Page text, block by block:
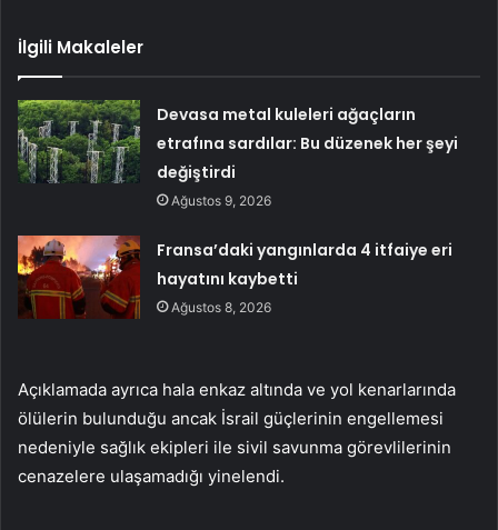
İlgili Makaleler
Devasa metal kuleleri ağaçların
etrafına sardılar: Bu düzenek her şeyi
değiştirdi
Ağustos 9, 2026
Fransa’daki yangınlarda 4 itfaiye eri
hayatını kaybetti
Ağustos 8, 2026
Açıklamada ayrıca hala enkaz altında ve yol kenarlarında
ölülerin bulunduğu ancak İsrail güçlerinin engellemesi
nedeniyle sağlık ekipleri ile sivil savunma görevlilerinin
cenazelere ulaşamadığı yinelendi.